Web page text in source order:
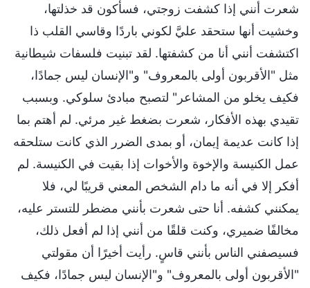
شعرت أنني إذا كشفت زوجتي، فسأكون قد خذلتها،
وخشيت أنها ستحقد عليَّ لكوني باردًا وقاسي القلب ذا
اكتشفت أنني أنا من كشفتها. لقد تبنيت فلسفات شيطانية
مثل "الأقربون أولى بالمعروف" و"الإنسان ليس جمادًا،
فكيف يخلو من المشاعر" لتصبح مبادئ سلوكي. وبسبب
تقيدي بهذه الأفكار، شعرت بضغط غير مرئي. لم أهتم بما
إذا كانت عديمة إيمان، أو بمدى الضرر الذي كانت ستلحقه
عمل الكنيسة والإخوة والأخوات إذا بقيت في الكنيسة. لم
أفكر إلا في أنه ما دام الشخص المعني قريبًا لي، فلا
يمكنني كشفه. أنا حتى شعرت بأنني مضطر للتستر عليه،
مخالفًا ضميري، وكنت قلقًا من أنني إذا لم أفعل ذلك،
فسيصفني الناس بأنني قاسٍ. رأيت أخيرًا أن مقولتي
"الأقربون أولى بالمعروف" و"الإنسان ليس جمادًا، فكيف